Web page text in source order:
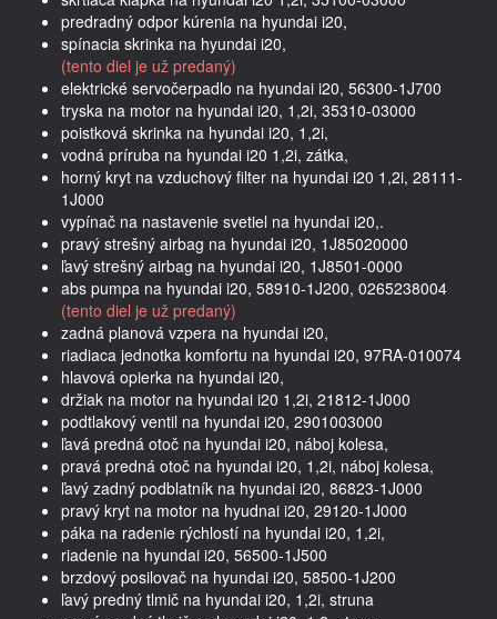
predradný odpor kúrenia na hyundai i20,
spínacia skrinka na hyundai i20,
(tento diel je už predaný)
elektrické servočerpadlo na hyundai i20, 56300-1J700
tryska na motor na hyundai i20, 1,2i, 35310-03000
poistková skrinka na hyundai i20, 1,2i,
vodná príruba na hyundai i20 1,2i, zátka,
horný kryt na vzduchový filter na hyundai i20 1,2i, 28111-
1J000
vypínač na nastavenie svetiel na hyundai i20,.
pravý strešný airbag na hyundai i20, 1J85020000
ľavý strešný airbag na hyundai i20, 1J8501-0000
abs pumpa na hyundai i20, 58910-1J200, 0265238004
(tento diel je už predaný)
zadná planová vzpera na hyundai i20,
riadiaca jednotka komfortu na hyundai i20, 97RA-010074
hlavová opierka na hyundai i20,
držiak na motor na hyundai i20 1,2i, 21812-1J000
podtlakový ventil na hyundai i20, 2901003000
ľavá predná otoč na hyundai i20, náboj kolesa,
pravá predná otoč na hyundai i20, 1,2i, náboj kolesa,
ľavý zadný podblatník na hyundai i20, 86823-1J000
pravý kryt na motor na hyudnai i20, 29120-1J000
páka na radenie rýchlostí na hyundai i20, 1,2i,
riadenie na hyundai i20, 56500-1J500
brzdový posilovač na hyundai i20, 58500-1J200
ľavý predný tlmič na hyundai i20, 1,2i, struna